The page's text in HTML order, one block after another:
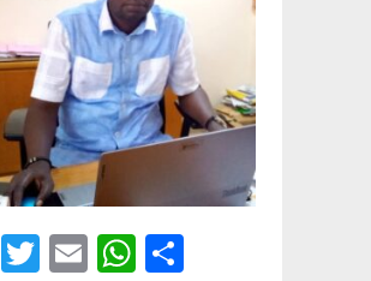
Facebook
Twitter
EmailWhatsApp